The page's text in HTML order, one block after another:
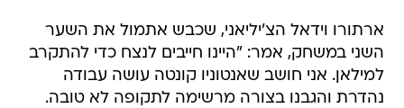
ארתורו וידאל הצ'יליאני, שכבש אתמול את השער
השני במשחק, אמר: "היינו חייבים לנצח כדי להתקרב
למילאן. אני חושב שאנטוניו קונטה עושה עבודה
נהדרת והגבנו בצורה מרשימה לתקופה לא טובה.